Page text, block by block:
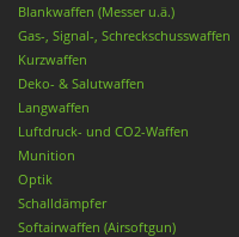
Blankwaffen (Messer u.ä.)
Gas-, Signal-, Schreckschusswaffen
Kurzwaffen
Deko- & Salutwaffen
Langwaffen
Luftdruck- und CO2-Waffen
Munition
Optik
Schalldämpfer
Softairwaffen (Airsoftgun)